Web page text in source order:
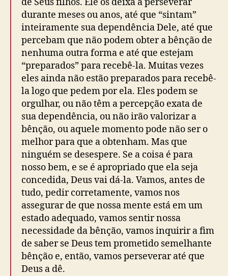
de Seus filhos. Ele os deixa a perseverar
durante meses ou anos, até que “sintam”
inteiramente sua dependência Dele, até que
percebam que não podem obter a bênção de
nenhuma outra forma e até que estejam
“preparados” para recebê-la. Muitas vezes
eles ainda não estão preparados para recebê-
la logo que pedem por ela. Eles podem se
orgulhar, ou não têm a percepção exata de
sua dependência, ou não irão valorizar a
bênção, ou aquele momento pode não ser o
melhor para que a obtenham. Mas que
ninguém se desespere. Se a coisa é para
nosso bem, e se é apropriado que ela seja
concedida, Deus vai dá-la. Vamos, antes de
tudo, pedir corretamente, vamos nos
assegurar de que nossa mente está em um
estado adequado, vamos sentir nossa
necessidade da bênção, vamos inquirir a fim
de saber se Deus tem prometido semelhante
bênção e, então, vamos perseverar até que
Deus a dê.